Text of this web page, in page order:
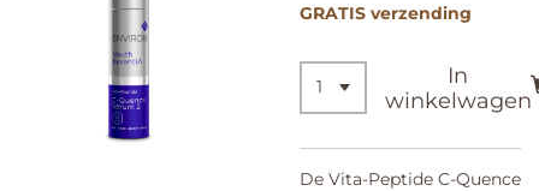
GRATIS verzending
In
winkelwagen
De Vita-Peptide C-Quence